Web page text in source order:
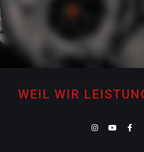
WEIL WIR